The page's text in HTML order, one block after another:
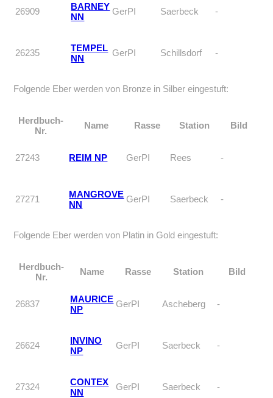
26909
BARNEY
NN
GerPI Saerbeck -
26235
TEMPEL
NN
GerPI Schillsdorf -
Folgende Eber werden von Bronze in Silber eingestuft:
Herdbuch-
Nr.
Name Rasse Station Bild
27243 REIM NP GerPI Rees -
27271
MANGROVE
NN
GerPI Saerbeck -
Folgende Eber werden von Platin in Gold eingestuft:
Herdbuch-
Nr.
Name Rasse Station Bild
26837
MAURICE
NP
GerPI Ascheberg -
26624
INVINO
NP
GerPI Saerbeck -
27324
CONTEX
NN
GerPI Saerbeck -